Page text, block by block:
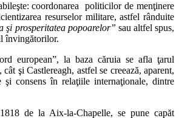
coordonarea politicilor de menţinere
resurselor militare, astfel rânduite
şi prosperitatea popoarelor” sau altfel spus,
învingătorilor.
european”, la baza căruia se afla ţarul
şi Castlereagh, astfel se creează, aparent,
şi consens în relaţiile internaţionale, dintre
de la Aix-la-Chapelle, se pune capăt